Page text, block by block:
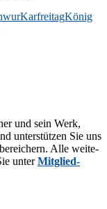
KarfreitagKönig
und sein Werk,
un­ter­stüt­zen Sie uns
Alle wei­te­
un­terMit­glied­